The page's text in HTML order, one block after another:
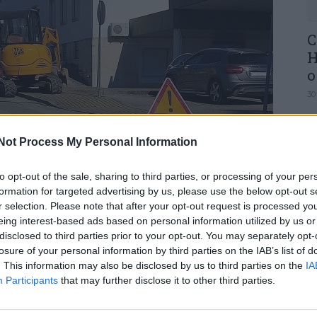
Process My Personal Information
opt-out of the sale, sharing to third parties, or processing of your
for targeted advertising by us, please use the below opt-out
selection. Please note that after your opt-out request is processed
interest-based ads based on personal information utilized by us
to third parties prior to your opt-out. You may separately
of your personal information by third parties on the IAB’s list of
This information may also be disclosed by us to third parties on the
Participants that may further disclose it to other third parties.
da rede de abastecimento de água no
um investimento de cerca de 100 mil
em três locais do concelho, Anadia,
Gândara, numa extensão total de 1575
30